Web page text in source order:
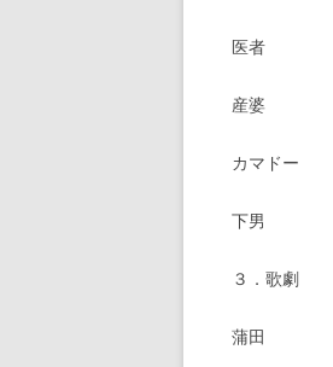
医者
産婆
カマド
下男 新
３．歌
蒲田